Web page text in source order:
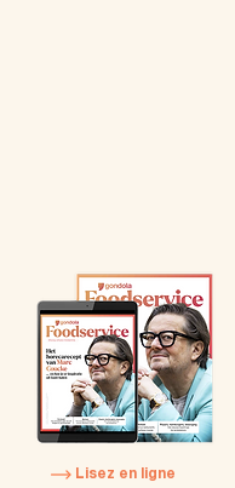
Lisez en ligne